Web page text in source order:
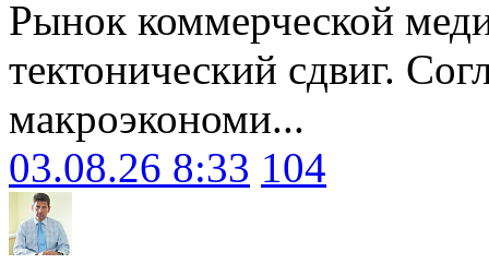
Рынок коммерческой
тектонический сдвиг.
макроэкономи...
03.08.26 8:33 104